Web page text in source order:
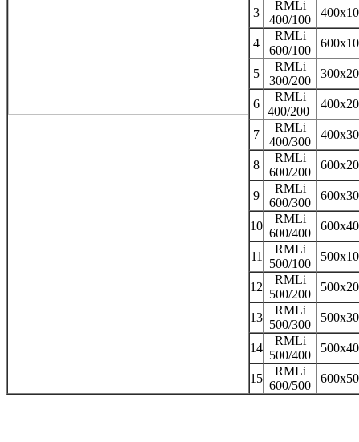
3
RMLi
400/100
4
RMLi
600/100
5
RMLi
300/200
6
RMLi
400/200
7
RMLi
400/300
8
RMLi
600/200
9
RMLi
600/300
10
RMLi
600/400
11
RMLi
500/100
12
RMLi
500/200
13
RMLi
500/300
14
RMLi
500/400
15
RMLi
600/500